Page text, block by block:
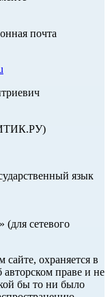
почта
язык
(для сетевого
охраняется в
авторском праве и не
бы то ни было